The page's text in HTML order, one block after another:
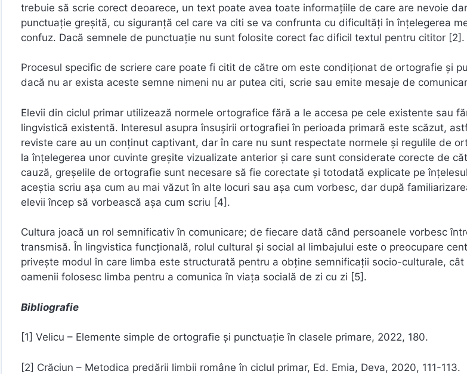
trebuie să scrie corect deoarece, un text poate avea toate informațiile de care are nevoie
punctuație greșită, cu siguranță cel care va citi se va confrunta cu dificultăți în înțelegerea
confuz. Dacă semnele de punctuație nu sunt folosite corect fac dificil textul pentru cititor [2].
Procesul specific de scriere care poate fi citit de către om este condiționat de ortografie și
dacă nu ar exista aceste semne nimeni nu ar putea citi, scrie sau emite mesaje de
Elevii din ciclul primar utilizează normele ortografice fără a le accesa pe cele existente sau
lingvistică existentă. Interesul asupra însușirii ortografiei în perioada primară este scăzut,
reviste care au un conținut captivant, dar în care nu sunt respectate normele și regulile de
la înțelegerea unor cuvinte greșite vizualizate anterior și care sunt considerate corecte de
cauză, greșelile de ortografie sunt necesare să fie corectate și totodată explicate pe
aceștia scriu așa cum au mai văzut în alte locuri sau așa cum vorbesc, dar după
elevii încep să vorbească așa cum scriu [4].
Cultura joacă un rol semnificativ în comunicare; de fiecare dată când persoanele vorbesc
transmisă. În lingvistica funcțională, rolul cultural și social al limbajului este o preocupare
privește modul în care limba este structurată pentru a obține semnificații socio-culturale, cât
oamenii folosesc limba pentru a comunica în viața socială de zi cu zi [5].
Bibliografie
[1] Velicu – Elemente simple de ortografie și punctuație în clasele primare, 2022, 180.
[2] Crăciun – Metodica predării limbii române în ciclul primar, Ed. Emia, Deva, 2020, 111-113.